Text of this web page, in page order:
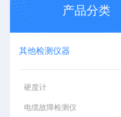
产品分类
其他检测仪器
硬度计
电缆故障检测仪